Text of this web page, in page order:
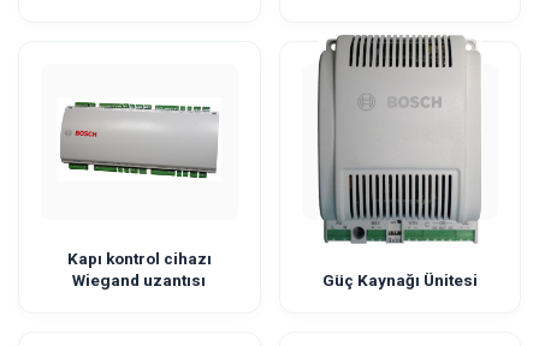
Kapı kontrol cihazı
Wiegand uzantısı
Güç Kaynağı Ünitesi